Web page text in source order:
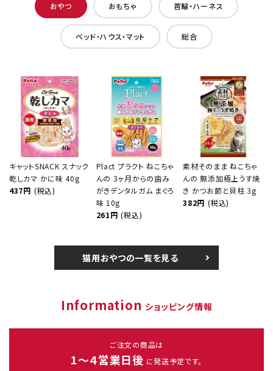
おやつ おもちゃ 首輪・ハーネス
ベッド・ハウス・マット 総合
キャットSNACK スナック
乾しカマ かに味 40g
437円 (税込)
Plact プラクト ねこちゃ
んの 3ヶ月からの歯み
がきデンタルガム まぐろ
味 10g
261円 (税込)
素材そのまま ねこちゃ
んの 無添加極上うす焼
き かつお節と貝柱 3g
382円 (税込)
猫用おやつの一覧を見る
Information ショッピング情報
ご注文の商品は
1～４営業日後 に発送予定です。